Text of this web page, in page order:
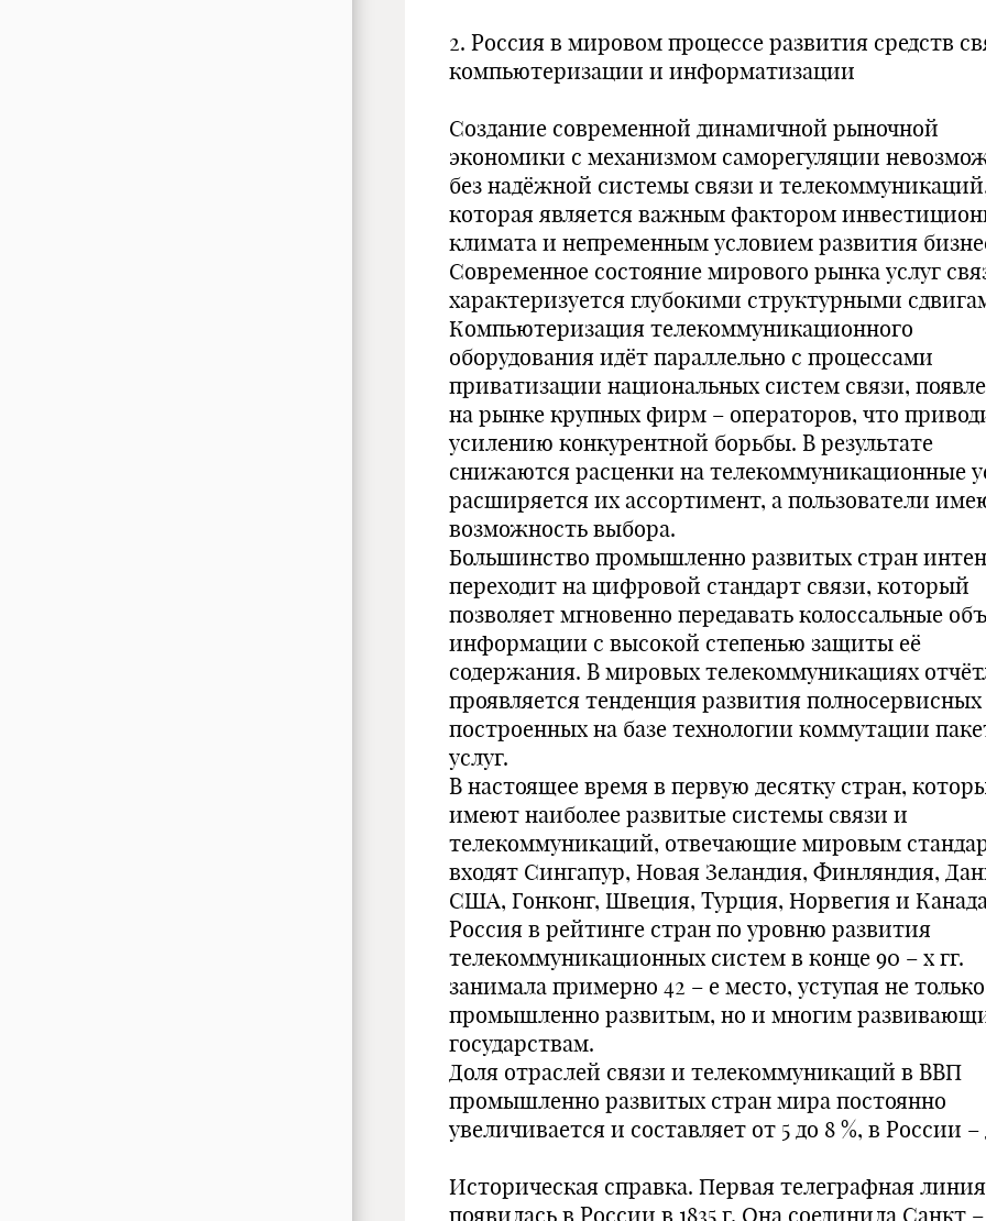
2. Россия в мировом процессе развития средств
компьютеризации и информатизации
Создание современной динамичной рыночной
экономики с механизмом саморегуляции
без надёжной системы связи и
которая является важным фактором
климата и непременным условием развития
Современное состояние мирового рынка услуг
характеризуется глубокими структурными
Компьютеризация телекоммуникационного
оборудования идёт параллельно с процессами
приватизации национальных систем связи,
на рынке крупных фирм – операторов, что
усилению конкурентной борьбы. В результате
снижаются расценки на телекоммуникационные
расширяется их ассортимент, а пользователи
возможность выбора.
Большинство промышленно развитых стран
переходит на цифровой стандарт связи, который
позволяет мгновенно передавать колоссальные
информации с высокой степенью защиты её
содержания. В мировых телекоммуникациях
проявляется тенденция развития полносервисных
построенных на базе технологии коммутации
услуг.
В настоящее время в первую десятку стран,
имеют наиболее развитые системы связи и
телекоммуникаций, отвечающие мировым
входят Сингапур, Новая Зеландия, Финляндия,
США, Гонконг, Швеция, Турция, Норвегия и
Россия в рейтинге стран по уровню развития
телекоммуникационных систем в конце 90 – х гг.
занимала примерно 42 – е место, уступая не только
промышленно развитым, но и многим
государствам.
Доля отраслей связи и телекоммуникаций в ВВП
промышленно развитых стран мира постоянно
увеличивается и составляет от 5 до 8 %, в России –
Историческая справка. Первая телеграфная линия
появилась в России в 1835 г. Она соединила Санкт –